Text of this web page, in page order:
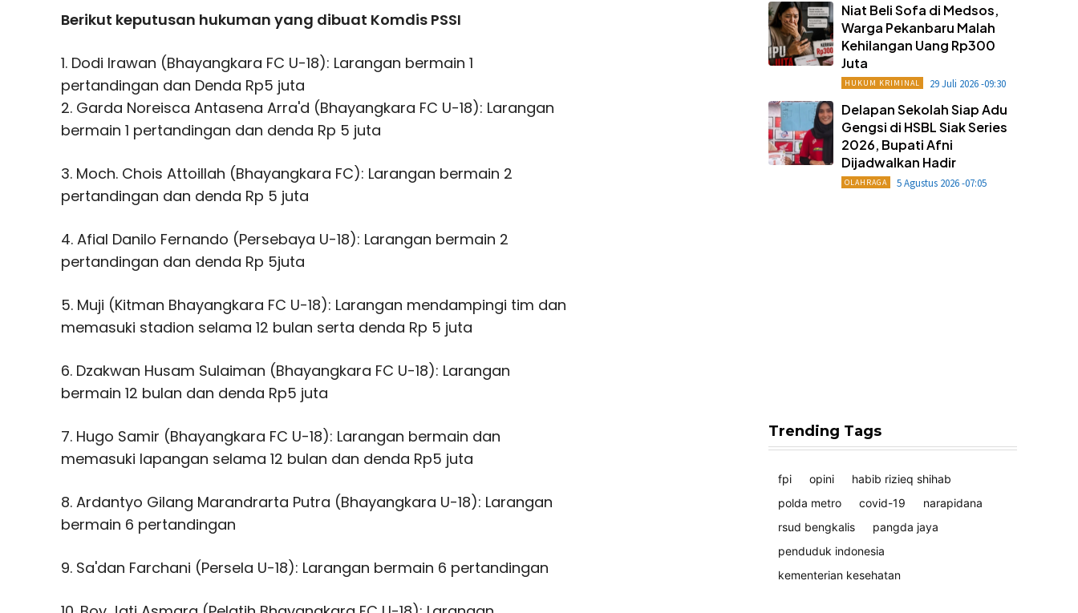
Berikut keputusan hukuman yang dibuat Komdis PSSI
1. Dodi Irawan (Bhayangkara FC U-18): Larangan bermain 1
pertandingan dan Denda Rp5 juta
2. Garda Noreisca Antasena Arra'd (Bhayangkara FC U-18): Larangan
bermain 1 pertandingan dan denda Rp 5 juta
3. Moch. Chois Attoillah (Bhayangkara FC): Larangan bermain 2
pertandingan dan denda Rp 5 juta
4. Afial Danilo Fernando (Persebaya U-18): Larangan bermain 2
pertandingan dan denda Rp 5juta
5. Muji (Kitman Bhayangkara FC U-18): Larangan mendampingi tim dan
memasuki stadion selama 12 bulan serta denda Rp 5 juta
6. Dzakwan Husam Sulaiman (Bhayangkara FC U-18): Larangan
bermain 12 bulan dan denda Rp5 juta
7. Hugo Samir (Bhayangkara FC U-18): Larangan bermain dan
memasuki lapangan selama 12 bulan dan denda Rp5 juta
8. Ardantyo Gilang Marandrarta Putra (Bhayangkara U-18): Larangan
bermain 6 pertandingan
9. Sa'dan Farchani (Persela U-18): Larangan bermain 6 pertandingan
Niat Beli Sofa di Medsos,
Warga Pekanbaru Malah
Kehilangan Uang Rp300
Juta
HUKUM KRIMINAL 29 Juli 2026 -09:30
Delapan Sekolah Siap Adu
Gengsi di HSBL Siak Series
2026, Bupati Afni
Dijadwalkan Hadir
OLAHRAGA 5 Agustus 2026 -07:05
Trending Tags
fpi opini
habib rizieq shihab
polda metro
covid-19
narapidana
rsud bengkalis
pangda jaya
penduduk indonesia
kementerian kesehatan